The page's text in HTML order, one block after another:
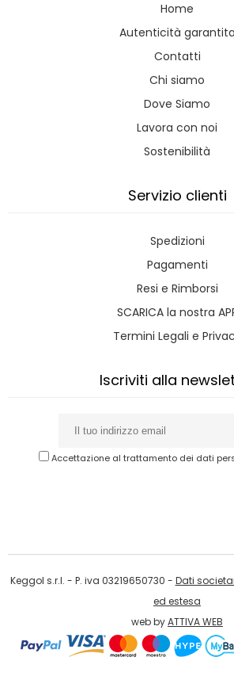
Home
Autenticità garantita
Contatti
Chi siamo
Dove Siamo
Lavora con noi
Sostenibilità
Servizio clienti
Spedizioni
Pagamenti
Resi e Rimborsi
SCARICA la nostra
Termini Legali e
Iscriviti alla
Accettazione al trattamento dei dati
Keggol s.r.l. - P. iva 03219650730 - Dati
ed estesa
web byATTIVA WEB